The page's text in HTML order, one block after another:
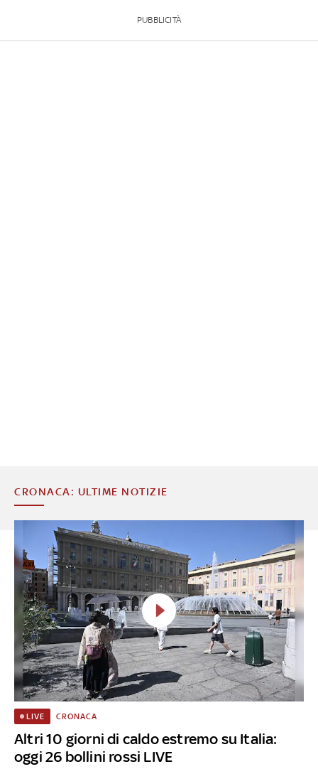
PUBBLICITÀ
CRONACA: ULTIME NOTIZIE
Altri 10 giorni di caldo estremo su Italia:
oggi 26 bollini rossi LIVE
LIVE CRONACA